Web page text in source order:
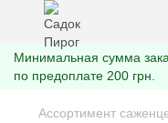
Минимальная сумма
по предоплате 200 грн.
Ассортимент